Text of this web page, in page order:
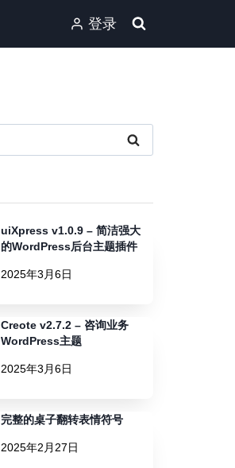
登录
uiXpress v1.0.9 – 简洁强大
的WordPress后台主题插件
2025年3月6日
Creote v2.7.2 – 咨询业务
WordPress主题
2025年3月6日
完整的桌子翻转表情符号
2025年2月27日